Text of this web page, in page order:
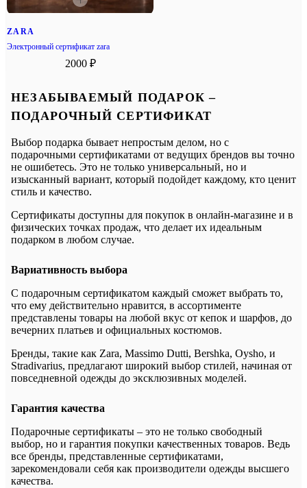
ZARA
Электронный сертификат zara
2000 ₽
НЕЗАБЫВАЕМЫЙ ПОДАРОК –
ПОДАРОЧНЫЙ СЕРТИФИКАТ
Выбор подарка бывает непростым делом, но с
подарочными сертификатами от ведущих брендов вы точно
не ошибетесь. Это не только универсальный, но и
изысканный вариант, который подойдет каждому, кто ценит
стиль и качество.
Сертификаты доступны для покупок в онлайн-магазине и в
физических точках продаж, что делает их идеальным
подарком в любом случае.
Вариативность выбора
С подарочным сертификатом каждый сможет выбрать то,
что ему действительно нравится, в ассортименте
представлены товары на любой вкус от кепок и шарфов, до
вечерних платьев и официальных костюмов.
Бренды, такие как Zara, Massimo Dutti, Bershka, Oysho, и
Stradivarius, предлагают широкий выбор стилей, начиная от
повседневной одежды до эксклюзивных моделей.
Гарантия качества
Подарочные сертификаты – это не только свободный
выбор, но и гарантия покупки качественных товаров. Ведь
все бренды, представленные сертификатами,
зарекомендовали себя как производители одежды высшего
качества.